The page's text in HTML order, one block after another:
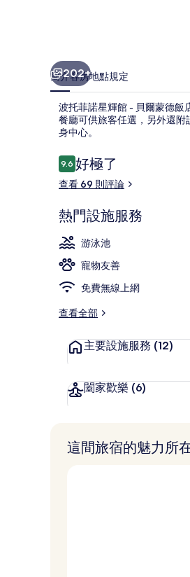
的
相
片
集
202+
簡介客房地點規定
波托菲諾星輝館 - 貝爾蒙德飯
餐廳可供旅客任選，另外還
身中心。
評
論
9.69.6 分，滿分 10 分，
好極了
查看 69 則評論
熱門設施服務
游泳池
寵物友善
免費無線上網
查看全部
主要設施服務 (12)
闔家歡樂 (6)
這間旅宿的魅力所